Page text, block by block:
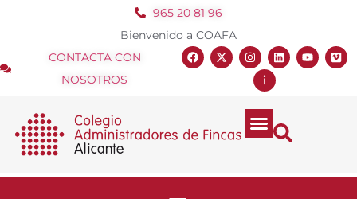
965 20 81 96
Bienvenido a COAFA
CONTACTA CON
NOSOTROS